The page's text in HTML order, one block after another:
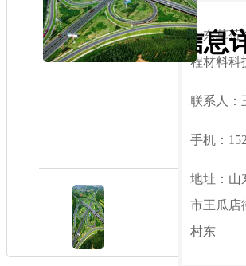
山东草莓
程材料科
联系人
手机：
地址：
市王瓜店
村东
信息